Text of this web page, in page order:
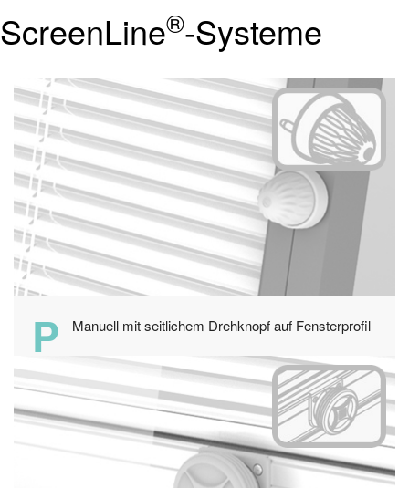
ScreenLine®-Systeme
P Manuell mit seitlichem Drehknopf auf Fensterprofil